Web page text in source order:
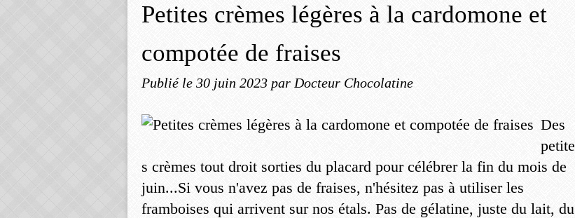
Petites crèmes légères à la cardomone et
compotée de fraises
Publié le 30 juin 2023 par Docteur Chocolatine
Des
petite
s crèmes tout droit sorties du placard pour célébrer la fin du mois de
juin...Si vous n'avez pas de fraises, n'hésitez pas à utiliser les
framboises qui arrivent sur nos étals. Pas de gélatine, juste du lait, du